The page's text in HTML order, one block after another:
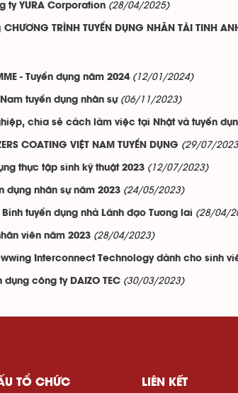
ty YURA Corporation (28/04/2025)
TRÌNH TUYỂN DỤNG NHÂN TÀI TINH
- Tuyển dụng năm 2024 (12/01/2024)
tuyển dụng nhân sự (06/11/2023)
chia sẻ cách làm việc tại Nhật và tuyển
COATING VIỆT NAM TUYỂN DỤNG (29/07/
thực tập sinh kỹ thuật 2023 (12/07/2023)
dụng nhân sự năm 2023 (24/05/2023)
tuyển dụng nhà Lãnh đạo Tương lai (28/04/
viên năm 2023 (28/04/2023)
Interconnect Technology dành cho sinh
công ty DAIZO TEC (30/03/2023)
TỔ CHỨC LIÊN KẾT